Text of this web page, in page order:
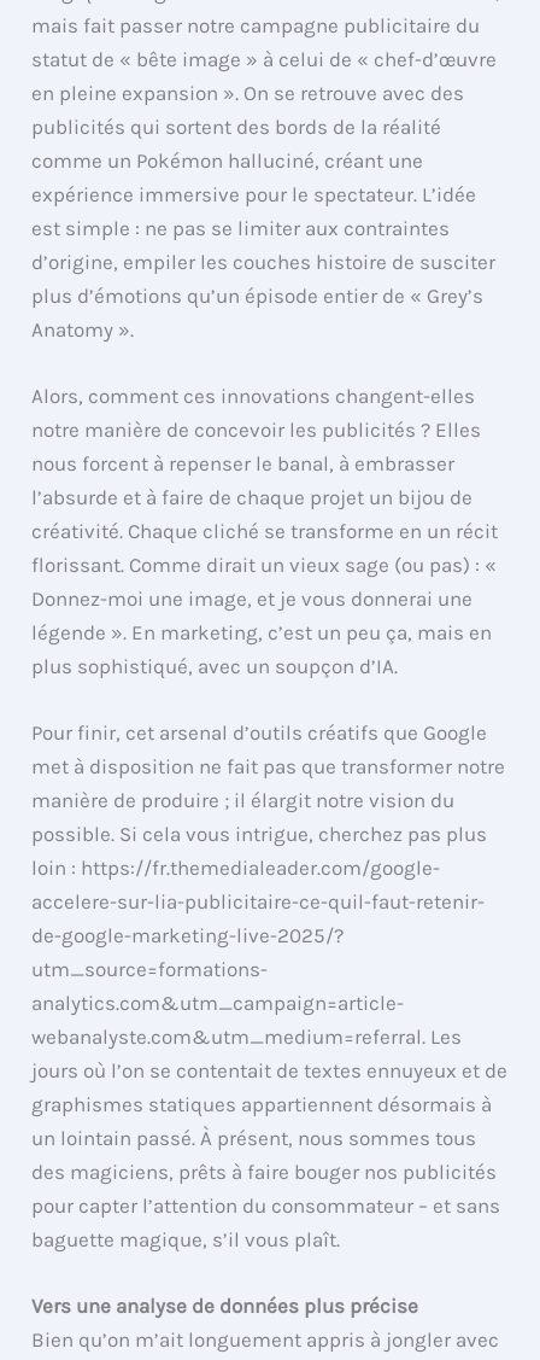
mais fait passer notre campagne publicitaire du
statut de « bête image » à celui de « chef-d’œuvre
en pleine expansion ». On se retrouve avec des
publicités qui sortent des bords de la réalité
comme un Pokémon halluciné, créant une
expérience immersive pour le spectateur. L’idée
est simple : ne pas se limiter aux contraintes
d’origine, empiler les couches histoire de susciter
plus d’émotions qu’un épisode entier de « Grey’s
Anatomy ».
Alors, comment ces innovations changent-elles
notre manière de concevoir les publicités ? Elles
nous forcent à repenser le banal, à embrasser
l’absurde et à faire de chaque projet un bijou de
créativité. Chaque cliché se transforme en un récit
florissant. Comme dirait un vieux sage (ou pas) : «
Donnez-moi une image, et je vous donnerai une
légende ». En marketing, c’est un peu ça, mais en
plus sophistiqué, avec un soupçon d’IA.
Pour finir, cet arsenal d’outils créatifs que Google
met à disposition ne fait pas que transformer notre
manière de produire ; il élargit notre vision du
possible. Si cela vous intrigue, cherchez pas plus
loin : https://fr.themedialeader.com/google-
accelere-sur-lia-publicitaire-ce-quil-faut-retenir-
de-google-marketing-live-2025/?
utm_source=formations-
analytics.com&utm_campaign=article-
webanalyste.com&utm_medium=referral. Les
jours où l’on se contentait de textes ennuyeux et de
graphismes statiques appartiennent désormais à
un lointain passé. À présent, nous sommes tous
des magiciens, prêts à faire bouger nos publicités
pour capter l’attention du consommateur – et sans
baguette magique, s’il vous plaît.
Vers une analyse de données plus précise
Bien qu’on m’ait longuement appris à jongler avec